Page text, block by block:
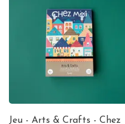
Jeu - Arts & Crafts - Chez